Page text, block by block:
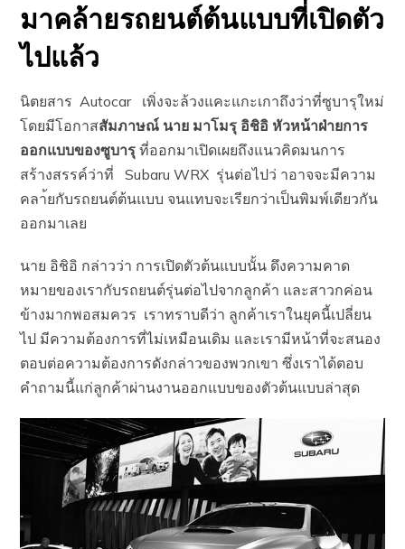
มาคล้ายรถยนต์ต้นแบบที่เปิดตัว
ไปแล้ว
นิตยสาร Autocar เพิ่งจะล้วงแคะแกะเกาถึงว่าที่ซูบารุใหม่
โดยมีโอกาสสัมภาษณ์ นาย มาโมรุ อิชิอิ หัวหน้าฝ่ายการ
ออกแบบของซูบารุ ที่ออกมาเปิดเผยถึงแนวคิดมนการ
สร้างสรรค์ว่าที่ Subaru WRX รุ่นต่อไปว่ าอาจจะมีความ
คลา้ยกับรถยนต์ต้นแบบ จนแทบจะเรียกว่าเป็นพิมพ์เดียวกัน
ออกมาเลย
นาย อิชิอิ กล่าวว่า การเปิดตัวต้นแบบนั้น ดึงความคาด
หมายของเรากับรถยนต์รุ่นต่อไปจากลูกค้า และสาวกค่อน
ข้างมากพอสมควร เราทราบดีว่า ลูกค้าเราในยุคนี้เปลี่ยน
ไป มีความต้องการที่ไม่เหมือนเดิม และเรามีหน้าที่จะสนอง
ตอบต่อความต้องการดังกล่าวของพวกเขา ซึ่งเราได้ตอบ
คำถามนี้แก่ลูกค้าผ่านงานออกแบบของตัวต้นแบบล่าสุด